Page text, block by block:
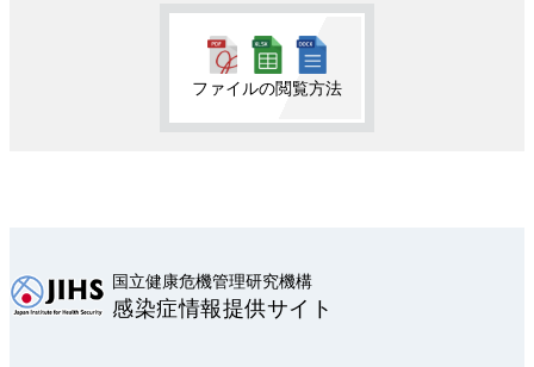
ファイルの閲覧方法
国立健康危機管理研究機構
感染症情報提供サイト